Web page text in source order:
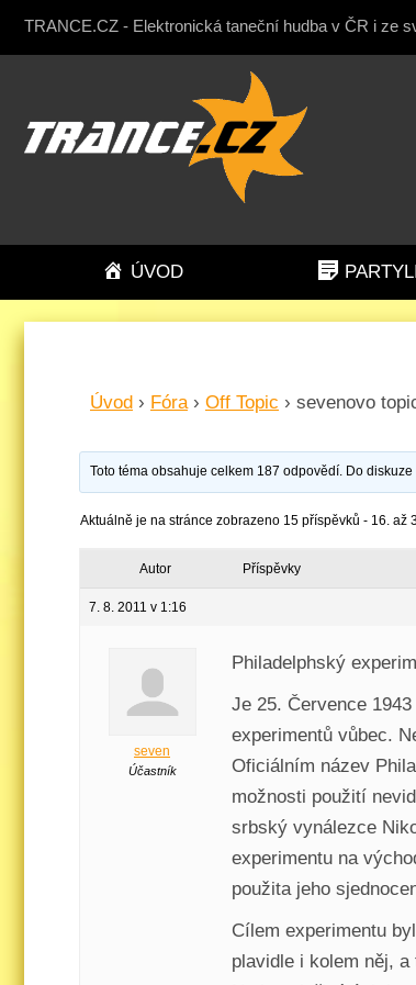
TRANCE.CZ - Elektronická taneční hudba v ČR i ze
ÚVOD
Úvod › Fóra › Off Topic › sevenovo
Toto téma obsahuje celkem 187 odpovědí. Do
Aktuálně je na stránce zobrazeno 15 příspěvků - 16. až
Autor Příspěvky
7. 8. 2011 v 1:16
seven
Účastník
Philadelphský
Je 25. Července
experimentů vůbec.
Oficiálním název
možnosti použití
srbský vynálezce
experimentu na
použita jeho
Cílem experimentu
plavidle i kolem něj,